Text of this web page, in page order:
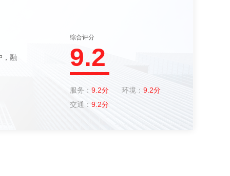
综合评分
9.2
服务： 9.2分 环境： 9.2分
交通： 9.2分